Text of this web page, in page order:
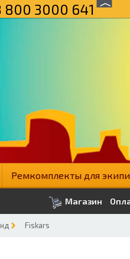
800 3000 641
Ремкомплекты для
Магазин
Fiskars